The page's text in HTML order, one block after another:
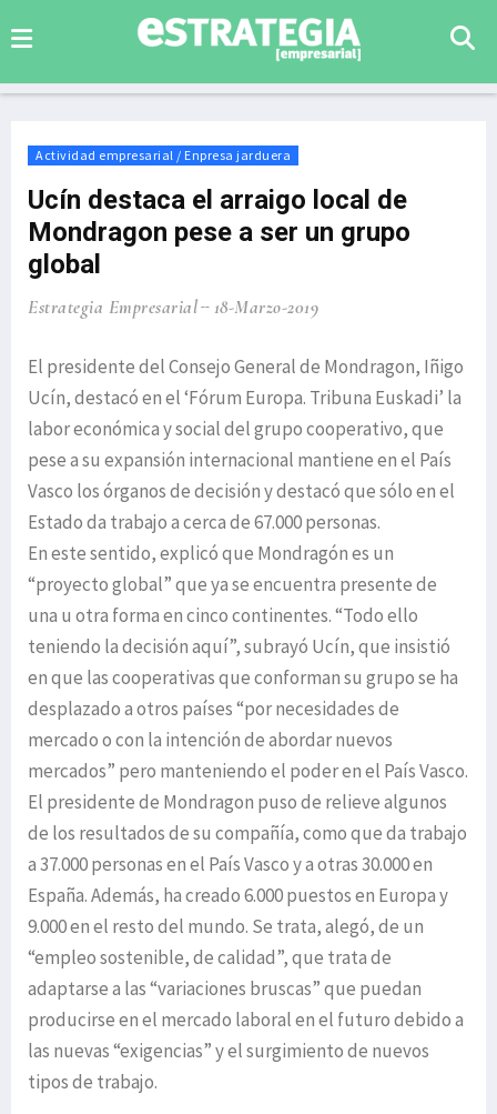
Actividad empresarial / Enpresa jarduera
Ucín destaca el arraigo local de
Mondragon pese a ser un grupo
global
Estrategia Empresarial 18-Marzo-2019
El presidente del Consejo General de Mondragon, Iñigo
Ucín, destacó en el ‘Fórum Europa. Tribuna Euskadi’ la
labor económica y social del grupo cooperativo, que
pese a su expansión internacional mantiene en el País
Vasco los órganos de decisión y destacó que sólo en el
Estado da trabajo a cerca de 67.000 personas.
En este sentido, explicó que Mondragón es un
“proyecto global” que ya se encuentra presente de
una u otra forma en cinco continentes. “Todo ello
teniendo la decisión aquí”, subrayó Ucín, que insistió
en que las cooperativas que conforman su grupo se ha
desplazado a otros países “por necesidades de
mercado o con la intención de abordar nuevos
mercados” pero manteniendo el poder en el País Vasco.
El presidente de Mondragon puso de relieve algunos
de los resultados de su compañía, como que da trabajo
a 37.000 personas en el País Vasco y a otras 30.000 en
España. Además, ha creado 6.000 puestos en Europa y
9.000 en el resto del mundo. Se trata, alegó, de un
“empleo sostenible, de calidad”, que trata de
adaptarse a las “variaciones bruscas” que puedan
producirse en el mercado laboral en el futuro debido a
las nuevas “exigencias” y el surgimiento de nuevos
tipos de trabajo.